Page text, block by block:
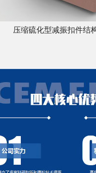
压缩硫化型减振扣件结